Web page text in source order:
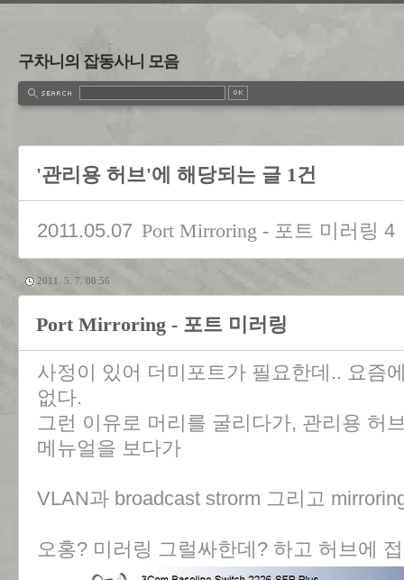
구차니의 잡동사니 모음
'관리용 허브'에 해당되는 글 1건
2011.05.07 Port Mirroring - 포트 미러링 4
2011. 5. 7. 08:56
Port Mirroring - 포트 미러링
사정이 있어 더미포트가 필요한데.. 요즘
없다.
그런 이유로 머리를 굴리다가, 관리용 허
메뉴얼을 보다가
VLAN과 broadcast strorm 그리고
오홍? 미러링 그럴싸한데? 하고 허브에